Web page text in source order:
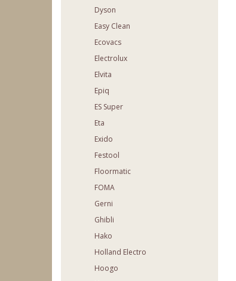
Dyson
Easy Clean
Ecovacs
Electrolux
Elvita
Epiq
ES Super
Eta
Exido
Festool
Floormatic
FOMA
Gerni
Ghibli
Hako
Holland Electro
Hoogo